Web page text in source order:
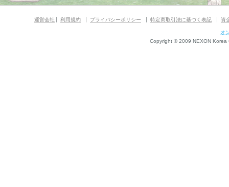
運営会社 利用規約 プライバシーポリシー 特定商取引法に基づく表記 資
オ
Copyright © 2009 NEXON Korea